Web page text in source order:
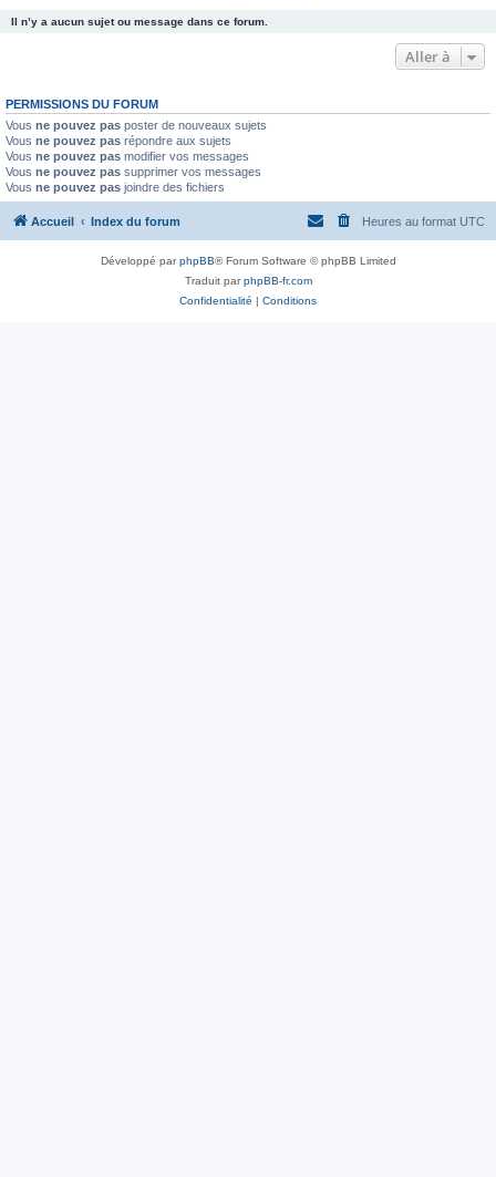
Il n’y a aucun sujet ou message dans ce forum.
Aller à
PERMISSIONS DU FORUM
Vous ne pouvez pas poster de nouveaux sujets
Vous ne pouvez pas répondre aux sujets
Vous ne pouvez pas modifier vos messages
Vous ne pouvez pas supprimer vos messages
Vous ne pouvez pas joindre des fichiers
Accueil Index du forum Heures au format UTC
Développé parphpBB® Forum Software © phpBB Limited
Traduit parphpBB-fr.com
Confidentialité | Conditions